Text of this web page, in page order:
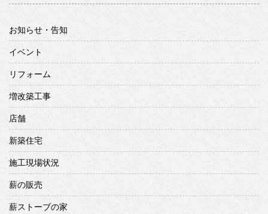
お知らせ・告知
イベント
リフォーム
増改築工事
店舗
新築住宅
施工現場状況
薪の販売
薪ストーブの家